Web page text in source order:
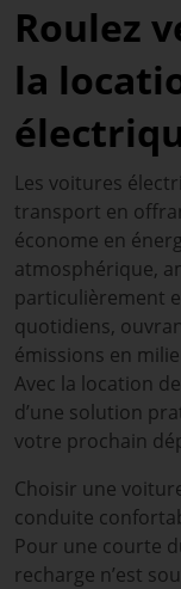
Roulez
la
Les voitures
transport en
économe en
atmosphérique,
particulièrement
quotidiens,
émissions en
Avec la location
d’une solution
votre prochain
Choisir une
conduite
Pour une courte
recharge n’est